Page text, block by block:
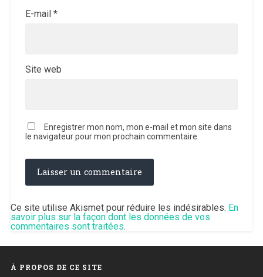
E-mail *
Site web
Enregistrer mon nom, mon e-mail et mon site dans
le navigateur pour mon prochain commentaire.
Ce site utilise Akismet pour réduire les indésirables. En
savoir plus sur la façon dont les données de vos
commentaires sont traitées.
À PROPOS DE CE SITE